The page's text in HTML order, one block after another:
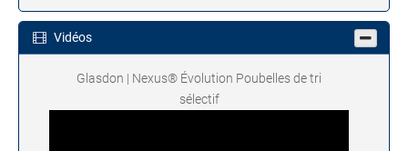
Vidéos
Glasdon | Nexus® Évolution Poubelles de tri
sélectif